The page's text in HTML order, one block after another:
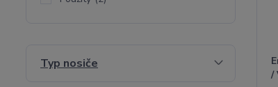
/
Typ nosiče